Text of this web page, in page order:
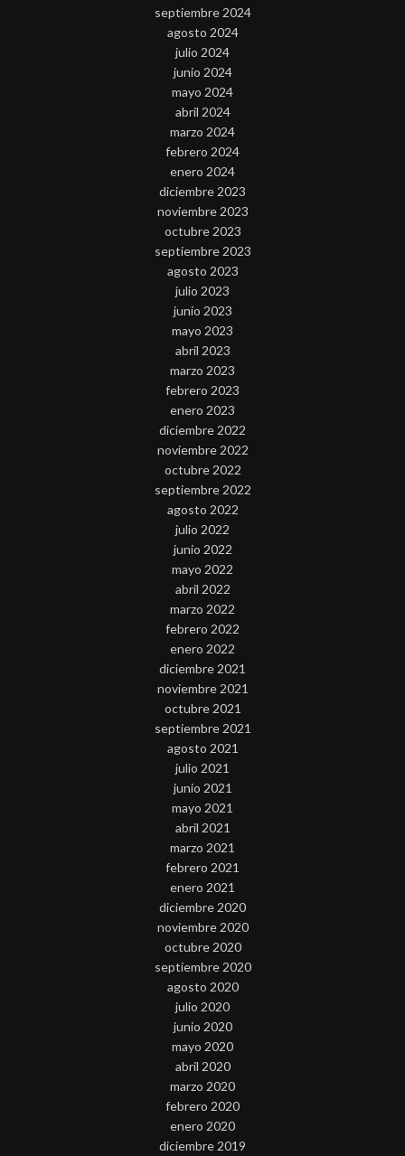
septiembre 2024
agosto 2024
julio 2024
junio 2024
mayo 2024
abril 2024
marzo 2024
febrero 2024
enero 2024
diciembre 2023
noviembre 2023
octubre 2023
septiembre 2023
agosto 2023
julio 2023
junio 2023
mayo 2023
abril 2023
marzo 2023
febrero 2023
enero 2023
diciembre 2022
noviembre 2022
octubre 2022
septiembre 2022
agosto 2022
julio 2022
junio 2022
mayo 2022
abril 2022
marzo 2022
febrero 2022
enero 2022
diciembre 2021
noviembre 2021
octubre 2021
septiembre 2021
agosto 2021
julio 2021
junio 2021
mayo 2021
abril 2021
marzo 2021
febrero 2021
enero 2021
diciembre 2020
noviembre 2020
octubre 2020
septiembre 2020
agosto 2020
julio 2020
junio 2020
mayo 2020
abril 2020
marzo 2020
febrero 2020
enero 2020
diciembre 2019